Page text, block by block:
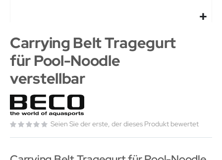
Carrying Belt Tragegurt
für Pool-Noodle
verstellbar
Seien Sie der erste, der dieses Produkt bewertet